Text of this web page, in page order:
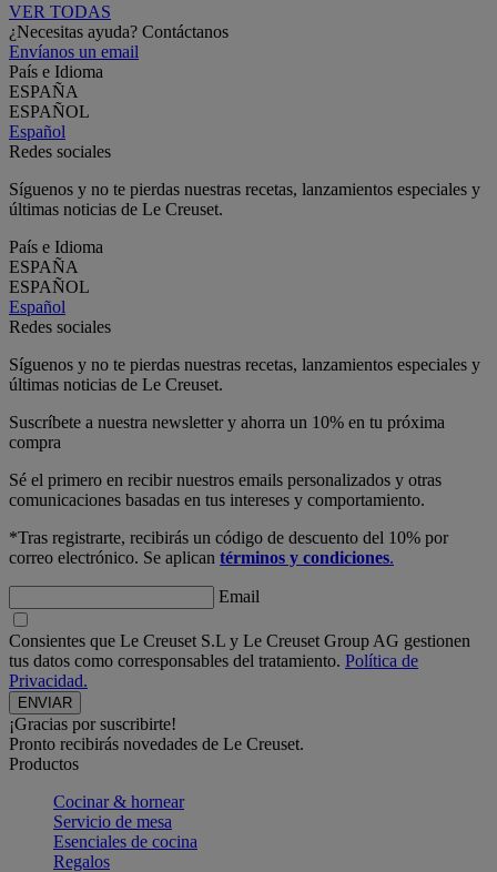
VER TODAS
¿Necesitas ayuda? Contáctanos
Envíanos un email
País e Idioma
ESPAÑA
ESPAÑOL
Español
Redes sociales
Síguenos y no te pierdas nuestras recetas, lanzamientos especiales y
últimas noticias de Le Creuset.
País e Idioma
ESPAÑA
ESPAÑOL
Español
Redes sociales
Síguenos y no te pierdas nuestras recetas, lanzamientos especiales y
últimas noticias de Le Creuset.
Suscríbete a nuestra newsletter y ahorra un 10% en tu próxima
compra
Sé el primero en recibir nuestros emails personalizados y otras
comunicaciones basadas en tus intereses y comportamiento.
*Tras registrarte, recibirás un código de descuento del 10% por
correo electrónico. Se aplican términos y condiciones.
Email
Consientes que Le Creuset S.L y Le Creuset Group AG gestionen
tus datos como corresponsables del tratamiento. Política de
Privacidad.
¡Gracias por suscribirte!
Pronto recibirás novedades de Le Creuset.
Productos
Cocinar & hornear
Servicio de mesa
Esenciales de cocina
Regalos